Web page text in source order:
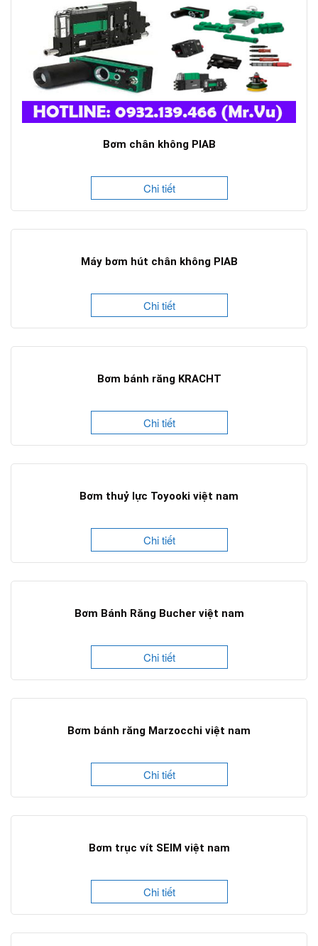
Bơm chân không PIAB
Chi tiết
Máy bơm hút chân không PIAB
Chi tiết
Bơm bánh răng KRACHT
Chi tiết
Bơm thuỷ lực Toyooki việt nam
Chi tiết
Bơm Bánh Răng Bucher việt nam
Chi tiết
Bơm bánh răng Marzocchi việt nam
Chi tiết
Bơm trục vít SEIM việt nam
Chi tiết